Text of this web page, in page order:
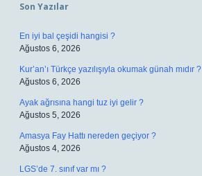
Son Yazılar
En iyi bal çeşidi hangisi ?
Ağustos 6, 2026
Kur’an’ı Türkçe yazılışıyla okumak günah mıdır ?
Ağustos 6, 2026
Ayak ağrısına hangi tuz iyi gelir ?
Ağustos 5, 2026
Amasya Fay Hattı nereden geçiyor ?
Ağustos 4, 2026
LGS’de 7. sınıf var mı ?